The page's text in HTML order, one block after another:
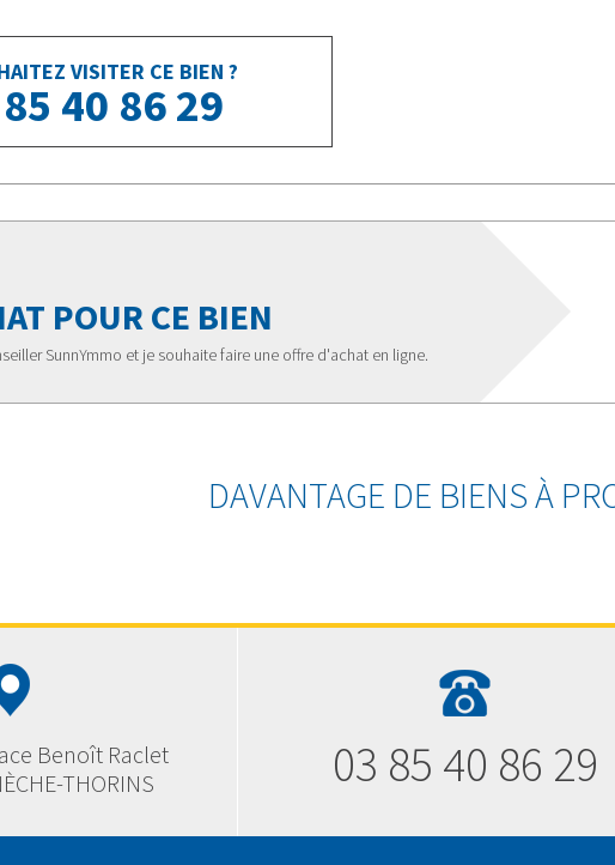
VISITER CE BIEN ?
40 86 29
POUR CE BIEN
SunnYmmo et je souhaite faire une offre d'achat en ligne.
DAVANTAGE DE BIENS À
Benoît Raclet
THORINS
03 85 40 86 29